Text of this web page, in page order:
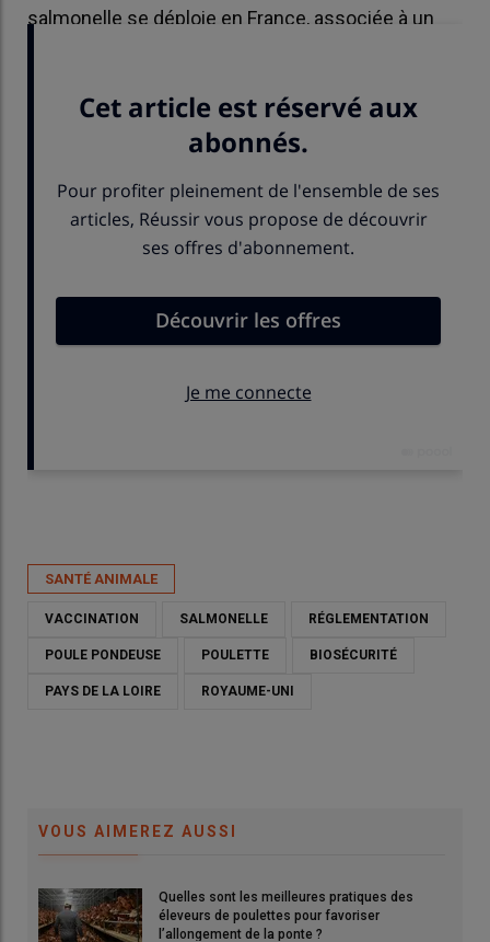
salmonelle se déploie en France, associée à un
Graham Atkinson, consultant en agriculture au Royaume-Uni :
« L’interprofession de l’œuf britannique a adapté les protocoles
SANTÉ ANIMALE
VACCINATION SALMONELLE RÉGLEMENTATION
POULE PONDEUSE POULETTE BIOSÉCURITÉ
PAYS DE LA LOIRE ROYAUME-UNI
VOUS AIMEREZ AUSSI
Quelles sont les meilleures pratiques des
éleveurs de poulettes pour favoriser
l’allongement de la ponte ?